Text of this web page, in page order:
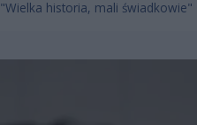
"Wielka historia, mali świadkowie"